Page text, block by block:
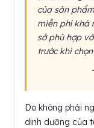
của sản
miễn phí khá
sở phù hợp
trước khi
Do không phải
dinh dưỡng của